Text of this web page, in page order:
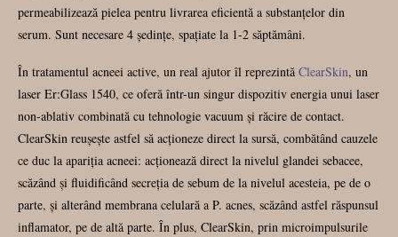
permeabilizează pielea pentru livrarea eficientă a substanțelor din
serum. Sunt necesare 4 ședințe, spațiate la 1-2 săptămâni.
În tratamentul acneei active, un real ajutor îl reprezintă ClearSkin, un
laser Er:Glass 1540, ce oferă într-un singur dispozitiv energia unui laser
non-ablativ combinată cu tehnologie vacuum și răcire de contact.
ClearSkin reușește astfel să acționeze direct la sursă, combătând cauzele
ce duc la apariția acneei: acționează direct la nivelul glandei sebacee,
scăzând și fluidificând secreția de sebum de la nivelul acesteia, pe de o
parte, și alterând membrana celulară a P. acnes, scăzând astfel răspunsul
inflamator, pe de altă parte. În plus, ClearSkin, prin microimpulsurile